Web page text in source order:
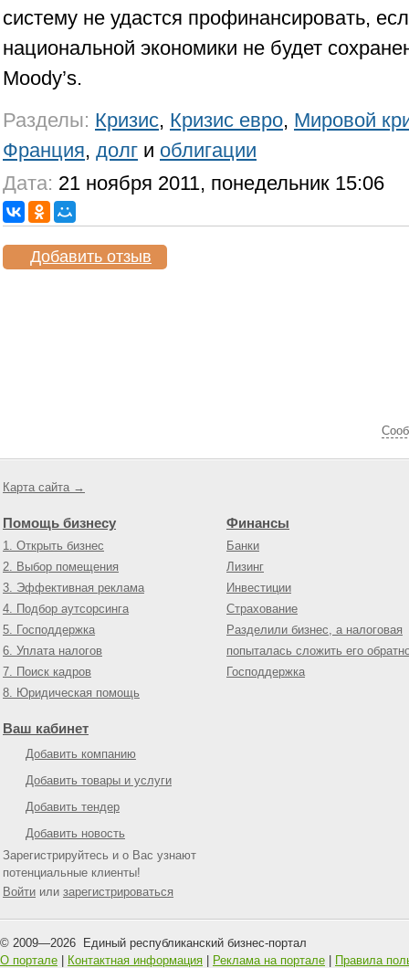
систему не удастся профинансировать,
национальной экономики не будет
Moody’s.
Разделы: Кризис, Кризис евро, Мировой
Франция, долг и облигации
Дата: 21 ноября 2011, понедельник 15:06
Добавить отзыв
Карта сайта →
Помощь бизнесу
1. Открыть бизнес
2. Выбор помещения
3. Эффективная реклама
4. Подбор аутсорсинга
5. Господдержка
6. Уплата налогов
7. Поиск кадров
8. Юридическая помощь
Финансы
Банки
Лизинг
Инвестиции
Страхование
Разделили бизнес, а налоговая
попыталась сложить его
Господдержка
Ваш кабинет
Добавить компанию
Добавить товары и услуги
Добавить тендер
Добавить новость
Зарегистрируйтесь и о Вас узнают
потенциальные клиенты!
Войти или зарегистрироваться
© 2009—2026 Единый республиканский бизнес-портал
О портале
Контактная информация Реклама на портале Правила